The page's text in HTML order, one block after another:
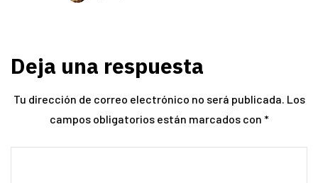
Deja una respuesta
Tu dirección de correo electrónico no será publicada. Los
campos obligatorios están marcados con *